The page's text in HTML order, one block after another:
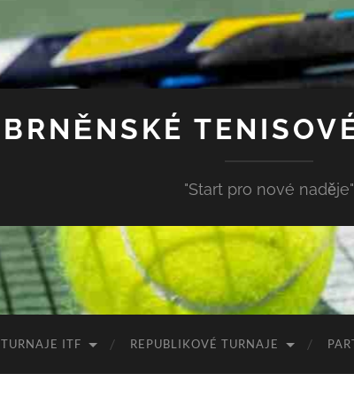
BRNĚNSKÉ
"Start pro nové naděje"
TURNAJE ITF REPUBLIKOVÉ TURNAJE